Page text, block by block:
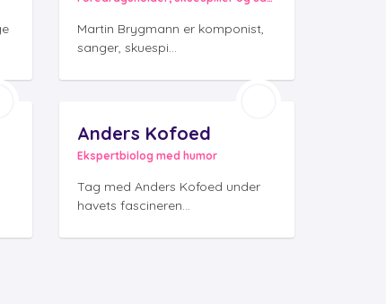
Martin Brygmann er komponist,
sanger, skuespi...
Anders Kofoed
Ekspertbiolog med humor
Tag med Anders Kofoed under
havets fascineren...